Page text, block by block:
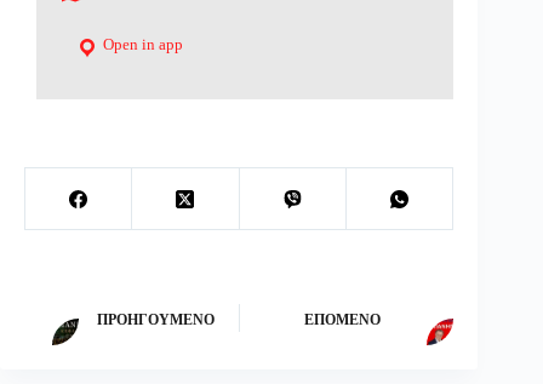
Open in app
ΠΡΟΗΓΟΎΜΕΝΟ ΕΠΌΜΕΝΟ